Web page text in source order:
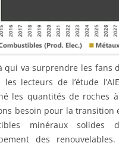
qui va surprendre les fans
les lecteurs de l’étude
les quantités de roches
besoin pour la transition
minéraux solides
des